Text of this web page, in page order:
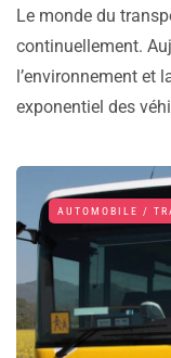
Le monde du
continuellement.
l’environnement et
exponentiel des
AUTOMOBILE /